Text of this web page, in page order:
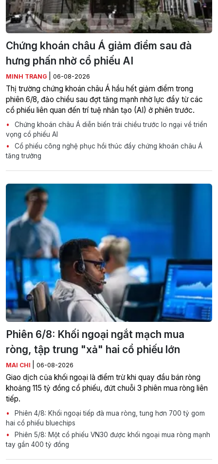
Chứng khoán châu Á giảm điểm sau đà
hưng phấn nhờ cổ phiếu AI
MINH TRANG 06-08-2026
Thị trường chứng khoán châu Á hầu hết giảm điểm trong
phiên 6/8, đảo chiều sau đợt tăng mạnh nhờ lực đẩy từ các
cổ phiếu liên quan đến trí tuệ nhân tạo (AI) ở phiên trước.
Chứng khoán châu Á diễn biến trái chiều trước lo ngại về triển
vọng cổ phiếu AI
Cổ phiếu công nghệ phục hồi thúc đẩy chứng khoán châu Á
tăng trưởng
Phiên 6/8: Khối ngoại ngắt mạch mua
ròng, tập trung "xả" hai cổ phiếu lớn
MAI CHI 06-08-2026
Giao dịch của khối ngoại là điểm trừ khi quay đầu bán ròng
khoảng 115 tỷ đồng cổ phiếu, đứt chuỗi 3 phiên mua ròng liên
tiếp.
Phiên 4/8: Khối ngoại tiếp đà mua ròng, tung hơn 700 tỷ gom
hai cổ phiếu bluechips
Phiên 5/8: Một cổ phiếu VN30 được khối ngoại mua ròng mạnh
tay gần 400 tỷ đồng